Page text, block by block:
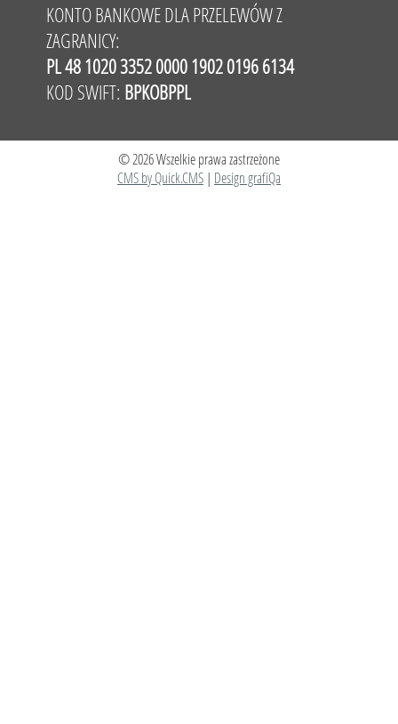
KONTO BANKOWE DLA PRZELEWÓW Z
ZAGRANICY:
PL 48 1020 3352 0000 1902 0196 6134
KOD SWIFT: BPKOBPPL
© 2026 Wszelkie prawa zastrzeżone
CMS by Quick.CMS | Design grafiQa